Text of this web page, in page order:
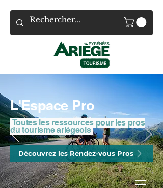
L'Espace Pro
Toutes les ressources pour les pros
du tourisme ariégeois
Découvrez les Rendez-vous Pros